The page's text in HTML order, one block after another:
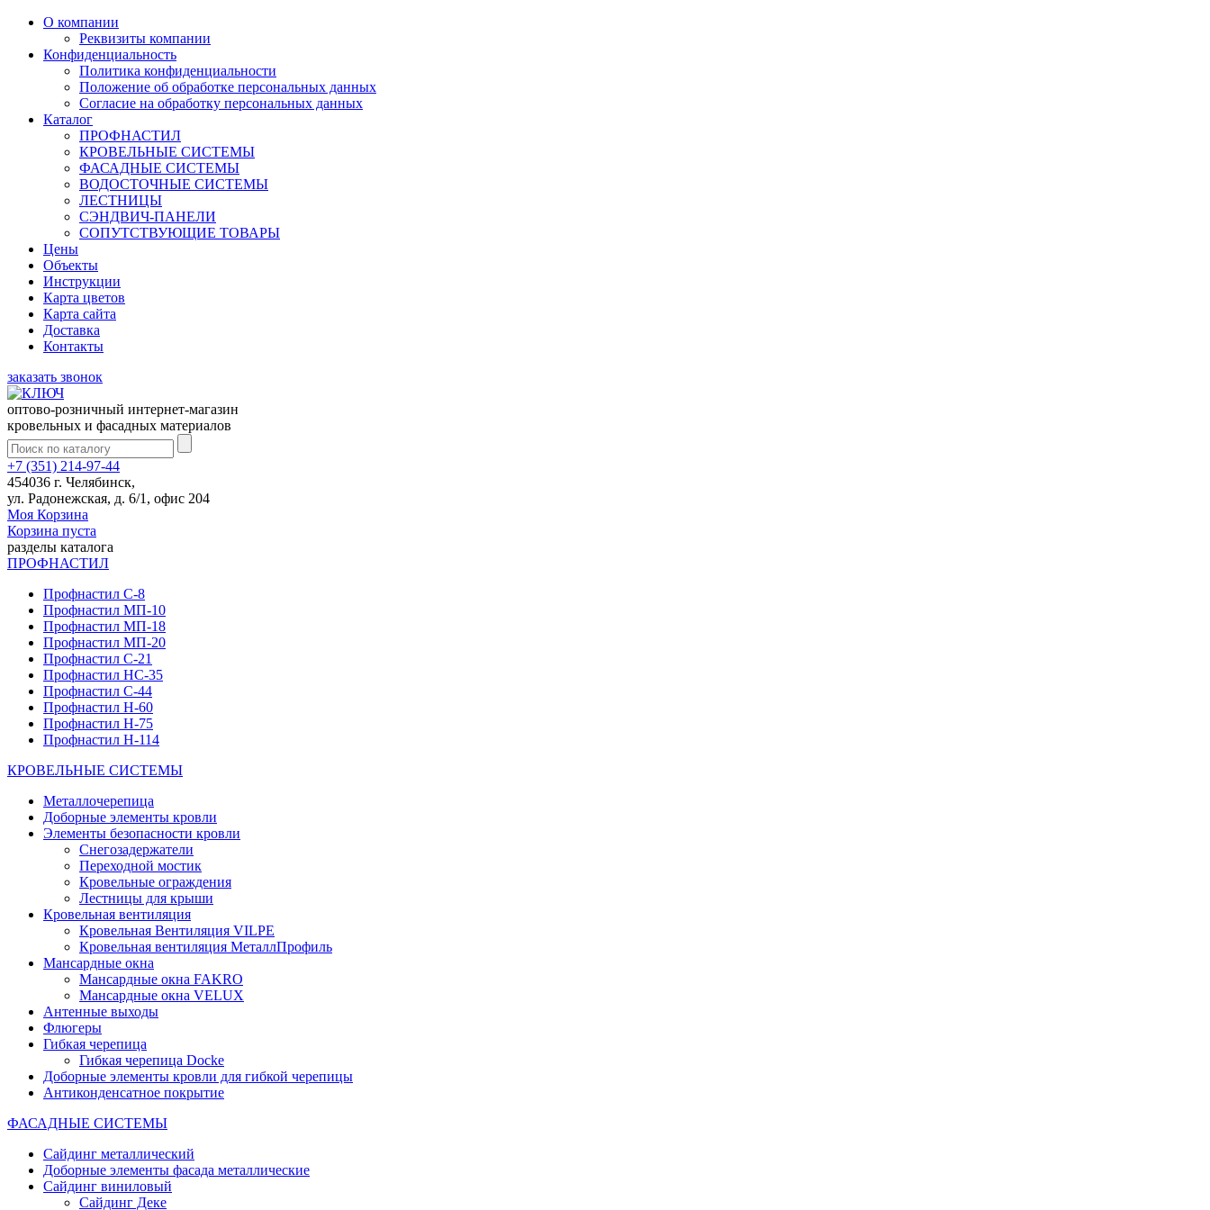
О компании
Реквизиты компании
Конфиденциальность
Политика конфиденциальности
Положение об обработке персональных данных
Согласие на обработку персональных данных
Каталог
ПРОФНАСТИЛ
КРОВЕЛЬНЫЕ СИСТЕМЫ
ФАСАДНЫЕ СИСТЕМЫ
ВОДОСТОЧНЫЕ СИСТЕМЫ
ЛЕСТНИЦЫ
СЭНДВИЧ-ПАНЕЛИ
СОПУТСТВУЮЩИЕ ТОВАРЫ
Цены
Объекты
Инструкции
Карта цветов
Карта сайта
Доставка
Контакты
заказать звонок
оптово-розничный интернет-магазин
кровельных и фасадных материалов
+7 (351) 214-97-44
454036 г. Челябинск,
ул. Радонежская, д. 6/1, офис 204
Моя Корзина
Корзина пуста
разделы каталога
ПРОФНАСТИЛ
Профнастил С-8
Профнастил МП-10
Профнастил МП-18
Профнастил МП-20
Профнастил С-21
Профнастил НС-35
Профнастил С-44
Профнастил Н-60
Профнастил Н-75
Профнастил Н-114
КРОВЕЛЬНЫЕ СИСТЕМЫ
Металлочерепица
Доборные элементы кровли
Элементы безопасности кровли
Снегозадержатели
Переходной мостик
Кровельные ограждения
Лестницы для крыши
Кровельная вентиляция
Кровельная Вентиляция VILPE
Кровельная вентиляция МеталлПрофиль
Мансардные окна
Мансардные окна FAKRO
Мансардные окна VELUX
Антенные выходы
Флюгеры
Гибкая черепица
Гибкая черепица Docke
Доборные элементы кровли для гибкой черепицы
Антиконденсатное покрытие
ФАСАДНЫЕ СИСТЕМЫ
Сайдинг металлический
Доборные элементы фасада металлические
Сайдинг виниловый
Сайдинг Деке